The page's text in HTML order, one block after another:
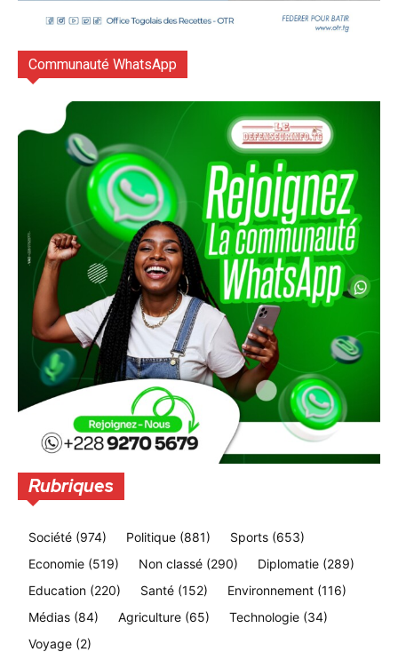
Communauté WhatsApp
Rubriques
Société (974) Politique (881) Sports (653)
Economie (519) Non classé (290) Diplomatie (289)
Education (220) Santé (152) Environnement (116)
Médias (84) Agriculture (65) Technologie (34)
Voyage (2)